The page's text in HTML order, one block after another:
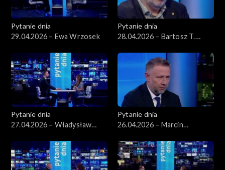
Pytanie dnia
29.04.2026 – Ewa Wrzosek
Pytanie dnia
28.04.2026 – Bartosz T.
Pytanie dnia
27.04.2026 – Władysław
Pytanie dnia
26.04.2026 – Marcin